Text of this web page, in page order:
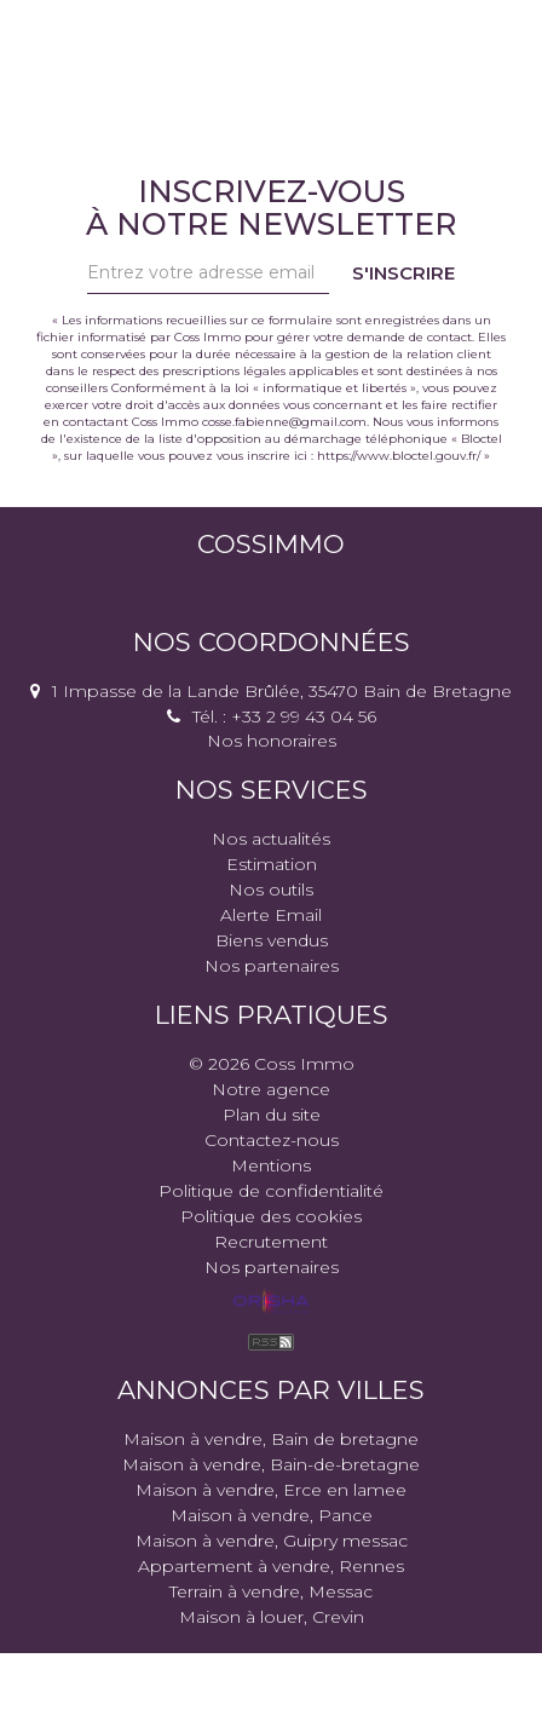
INSCRIVEZ-VOUS
À NOTRE NEWSLETTER
S'INSCRIRE
« Les informations recueillies sur ce formulaire sont enregistrées dans un
fichier informatisé par Coss Immo pour gérer votre demande de contact. Elles
sont conservées pour la durée nécessaire à la gestion de la relation client
dans le respect des prescriptions légales applicables et sont destinées à nos
conseillers Conformément à la loi « informatique et libertés », vous pouvez
exercer votre droit d'accès aux données vous concernant et les faire rectifier
en contactant Coss Immo cosse.fabienne@gmail.com. Nous vous informons
de l'existence de la liste d'opposition au démarchage téléphonique « Bloctel
», sur laquelle vous pouvez vous inscrire ici : https://www.bloctel.gouv.fr/»
COSSIMMO
NOS COORDONNÉES
1 Impasse de la Lande Brûlée, 35470 Bain de Bretagne
Tél. : +33 2 99 43 04 56
Nos honoraires
NOS SERVICES
Nos actualités
Estimation
Nos outils
Alerte Email
Biens vendus
Nos partenaires
LIENS PRATIQUES
© 2026 Coss Immo
Notre agence
Plan du site
Contactez-nous
Mentions
Politique de confidentialité
Politique des cookies
Recrutement
Nos partenaires
ANNONCES PAR VILLES
Maison à vendre, Bain de bretagne
Maison à vendre, Bain-de-bretagne
Maison à vendre, Erce en lamee
Maison à vendre, Pance
Maison à vendre, Guipry messac
Appartement à vendre, Rennes
Terrain à vendre, Messac
Maison à louer, Crevin